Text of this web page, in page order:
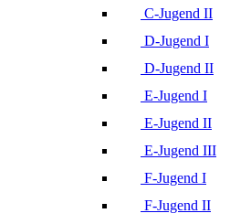
C-Jugend II
D-Jugend I
D-Jugend II
E-Jugend I
E-Jugend II
E-Jugend III
F-Jugend I
F-Jugend II